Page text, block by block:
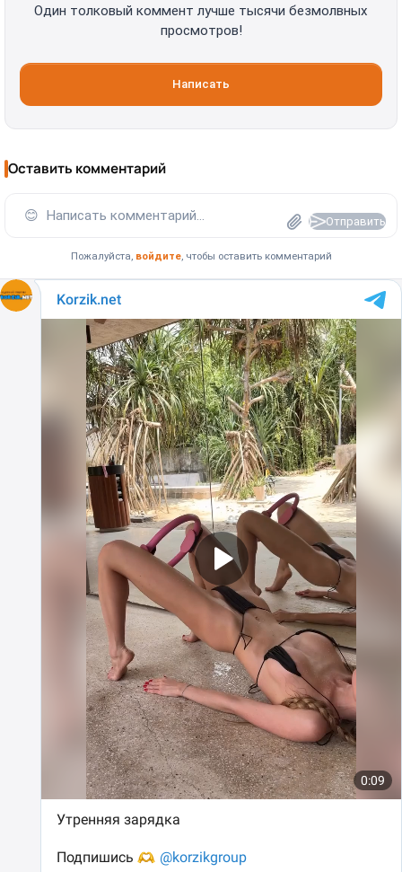
Один толковый коммент лучше тысячи безмолвных
просмотров!
Написать
Оставить комментарий
😊 Написать комментарий... Отправить
Пожалуйста, войдите, чтобы оставить комментарий